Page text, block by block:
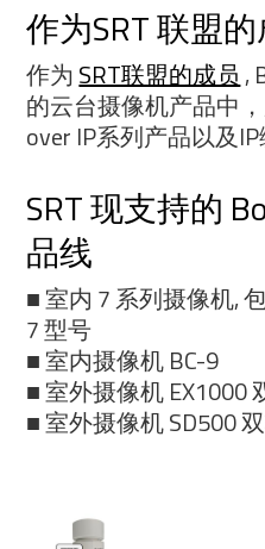
作为SRT 联盟
作为SRT联盟的成员,
的云台摄像机产品中
over IP系列产品以及
SRT 现支持的
品线
■ 室内 7 系列摄像机,
7 型号
■ 室内摄像机 BC-9
■ 室外摄像机 EX1000
■ 室外摄像机 SD500